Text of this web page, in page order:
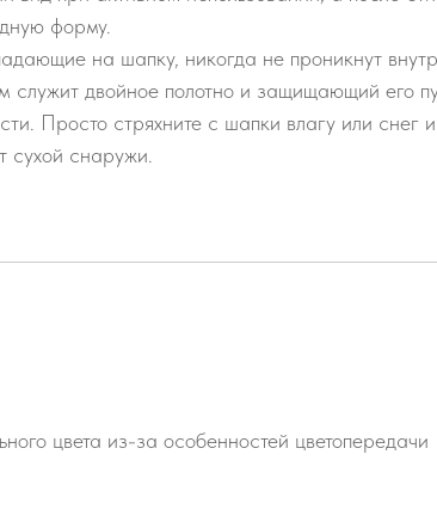
форму.
на шапку, никогда не проникнут
служит двойное полотно и защищающий его
Просто стряхните с шапки влагу или снег
сухой снаружи.
цвета из-за особенностей цветопередачи